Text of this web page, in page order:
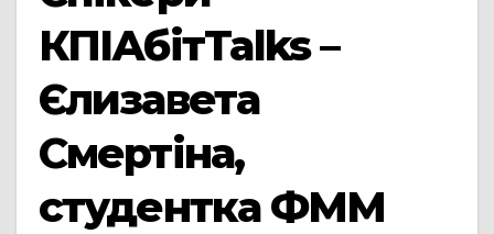
КПІАбітTalks –
Єлизавета
Смертіна,
студентка ФММ